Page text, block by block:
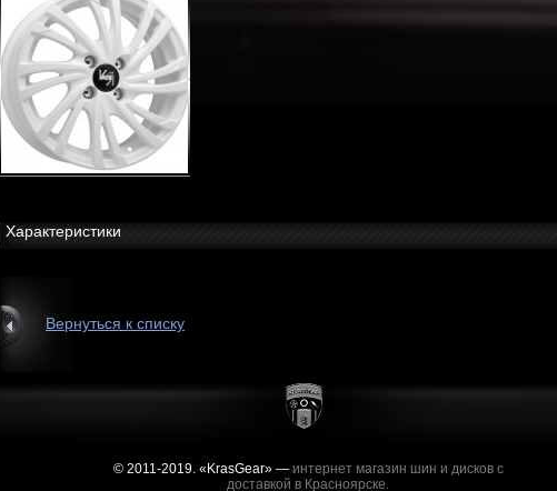
Характеристики
Вернуться к списку
© 2011-2019. «KrasGear» — интернет магазин шин и дисков с
доставкой в Красноярске.